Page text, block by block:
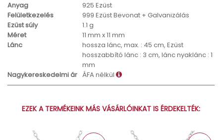
Anyag
925 Ezüst
Felületkezelés
999 Ezüst Bevonat + Galvanizálás
Ezüst súly
1.1 g
Méret
11 mm x 11 mm
Lánc
hossza lánc, max. : 45 cm, Ezüst
hosszabbító lánc : 3 cm, lánc nyaklánc : 1
mm
Nagykereskedelmi ár ÁFA nélkül
EZEK A TERMÉKEINK MÁS VÁSÁRLÓINKAT IS ÉRDEKELTÉK: